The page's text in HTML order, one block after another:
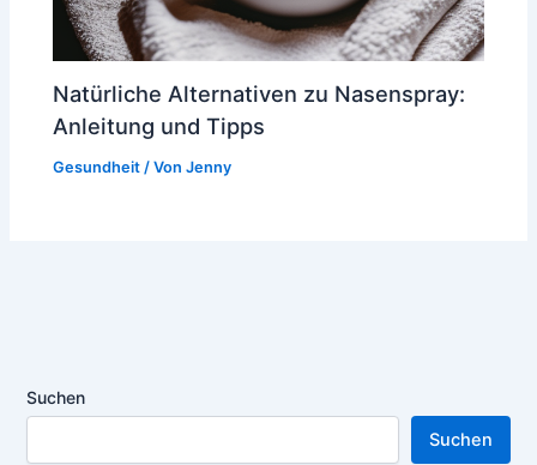
Natürliche Alternativen zu Nasenspray:
Anleitung und Tipps
Gesundheit / VonJenny
Suchen
Suchen